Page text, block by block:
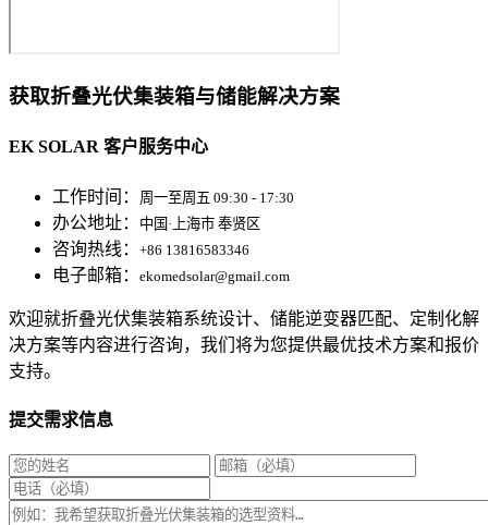
获取折叠光伏集装箱与储能解决方案
EK SOLAR 客户服务中心
工作时间： 周一至周五 09:30 - 17:30
办公地址： 中国·上海市 奉贤区
咨询热线： +86 13816583346
电子邮箱： ekomedsolar@gmail.com
欢迎就折叠光伏集装箱系统设计、储能逆变器匹配、定制化解
决方案等内容进行咨询，我们将为您提供最优技术方案和报价
支持。
提交需求信息